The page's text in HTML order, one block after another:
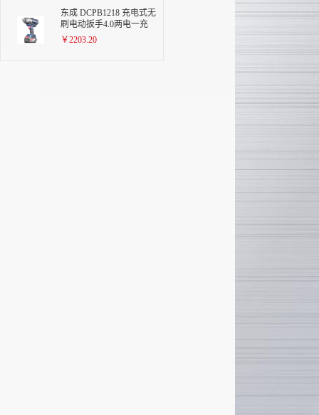
东成 DCPB1218 充电式无
刷电动扳手4.0两电一充
￥2203.20